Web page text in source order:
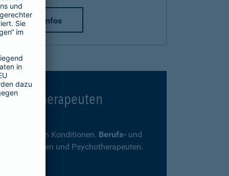
mehr Infos
günstigen Konditionen. Berufs- und
Psychologen und Psychotherapeuten.